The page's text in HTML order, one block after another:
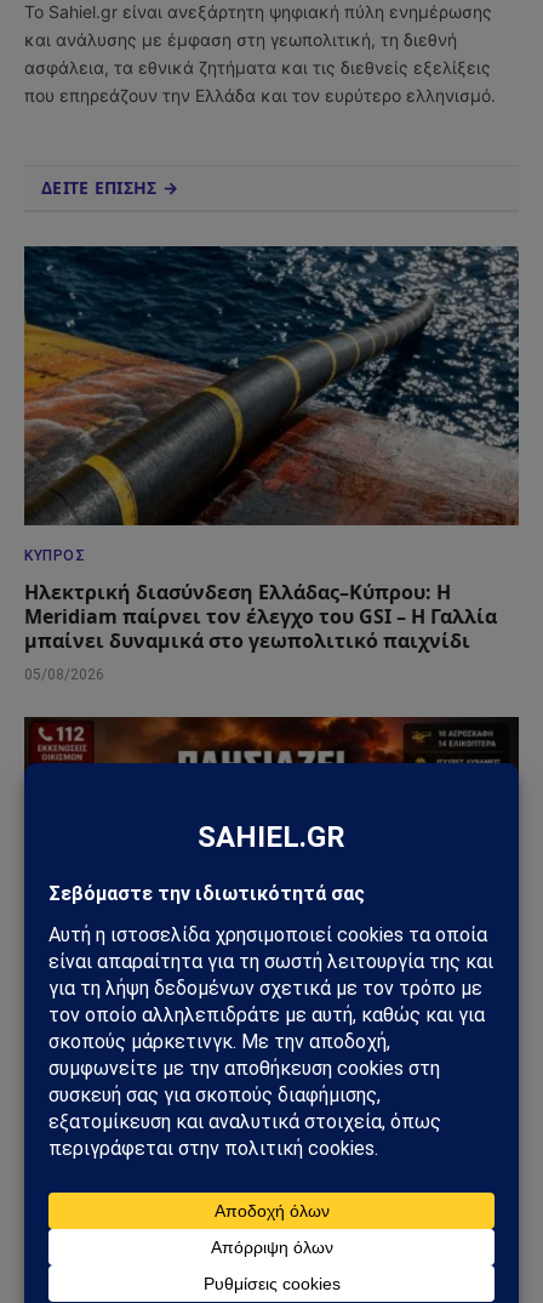
Το Sahiel.gr είναι ανεξάρτητη ψηφιακή πύλη ενημέρωσης
και ανάλυσης με έμφαση στη γεωπολιτική, τη διεθνή
ασφάλεια, τα εθνικά ζητήματα και τις διεθνείς εξελίξεις
που επηρεάζουν την Ελλάδα και τον ευρύτερο ελληνισμό.
ΔΕΙΤΕ ΕΠΙΣΗΣ →
ΚΎΠΡΟΣ
Ηλεκτρική διασύνδεση Ελλάδας–Κύπρου: Η
Meridiam παίρνει τον έλεγχο του GSI – Η Γαλλία
μπαίνει δυναμικά στο γεωπολιτικό παιχνίδι
05/08/2026
ΕΛΛΆΔΑ
Φωτιά στη Δυτική Αττική: Πύρινος κλοιός στα
Μέγαρα – Εκκενώσεις με 112 και μάχη με τις
φλόγες
02/08/2026